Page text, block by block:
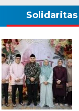
Solidaritas